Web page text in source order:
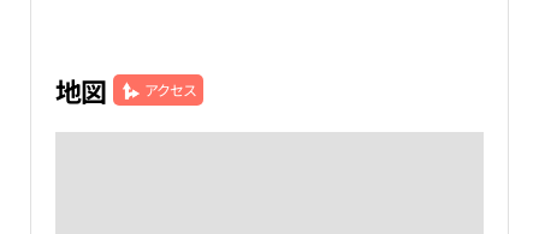
地図 アクセス